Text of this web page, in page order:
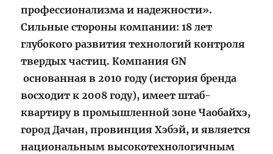
профессионализма и надежности».
Сильные стороны компании: 18 лет
глубокого развития технологий контроля
твердых частиц. КомпанияGN
основанная в 2010 году (история бренда
восходит к 2008 году), имеет штаб-
квартиру в промышленной зоне Чаобайхэ,
город Дачан, провинция Хэбэй, и является
национальным высокотехнологичным